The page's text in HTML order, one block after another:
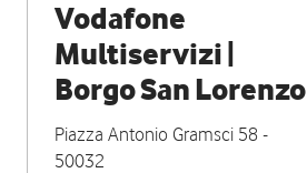
Vodafone
Multiservizi |
Borgo San Lorenzo
Piazza Antonio Gramsci 58 -
50032